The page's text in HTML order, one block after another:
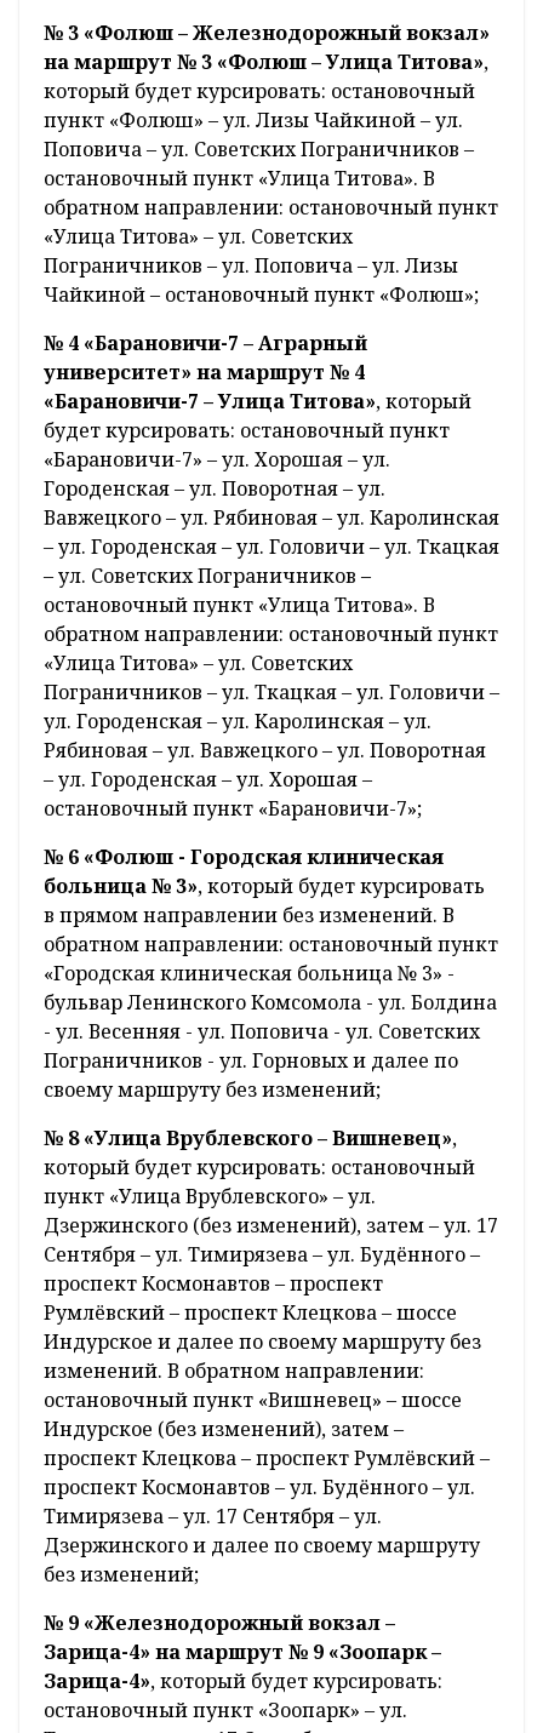
№ 3 «Фолюш – Железнодорожный вокзал»
на маршрут № 3 «Фолюш – Улица Титова»,
который будет курсировать: остановочный
пункт «Фолюш» – ул. Лизы Чайкиной – ул.
Поповича – ул. Советских Пограничников –
остановочный пункт «Улица Титова». В
обратном направлении: остановочный пункт
«Улица Титова» – ул. Советских
Пограничников – ул. Поповича – ул. Лизы
Чайкиной – остановочный пункт «Фолюш»;
№ 4 «Барановичи-7 – Аграрный
университет» на маршрут № 4
«Барановичи-7 – Улица Титова», который
будет курсировать: остановочный пункт
«Барановичи-7» – ул. Хорошая – ул.
Городенская – ул. Поворотная – ул.
Вавжецкого – ул. Рябиновая – ул. Каролинская
– ул. Городенская – ул. Головичи – ул. Ткацкая
– ул. Советских Пограничников –
остановочный пункт «Улица Титова». В
обратном направлении: остановочный пункт
«Улица Титова» – ул. Советских
Пограничников – ул. Ткацкая – ул. Головичи –
ул. Городенская – ул. Каролинская – ул.
Рябиновая – ул. Вавжецкого – ул. Поворотная
– ул. Городенская – ул. Хорошая –
остановочный пункт «Барановичи-7»;
№ 6 «Фолюш - Городская клиническая
больница № 3», который будет курсировать
в прямом направлении без изменений. В
обратном направлении: остановочный пункт
«Городская клиническая больница № 3» -
бульвар Ленинского Комсомола - ул. Болдина
- ул. Весенняя - ул. Поповича - ул. Советских
Пограничников - ул. Горновых и далее по
своему маршруту без изменений;
№ 8 «Улица Врублевского – Вишневец»,
который будет курсировать: остановочный
пункт «Улица Врублевского» – ул.
Дзержинского (без изменений), затем – ул. 17
Сентября – ул. Тимирязева – ул. Будённого –
проспект Космонавтов – проспект
Румлёвский – проспект Клецкова – шоссе
Индурское и далее по своему маршруту без
изменений. В обратном направлении:
остановочный пункт «Вишневец» – шоссе
Индурское (без изменений), затем –
проспект Клецкова – проспект Румлёвский –
проспект Космонавтов – ул. Будённого – ул.
Тимирязева – ул. 17 Сентября – ул.
Дзержинского и далее по своему маршруту
без изменений;
№ 9 «Железнодорожный вокзал –
Зарица-4» на маршрут № 9 «Зоопарк –
Зарица-4», который будет курсировать:
остановочный пункт «Зоопарк» – ул.